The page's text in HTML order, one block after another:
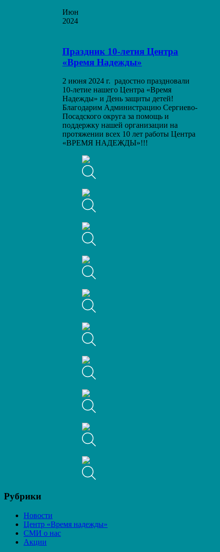
Июн
2024
Праздник 10-летия Центра
«Время Надежды»
2 июня 2024 г. радостно праздновали
10-летие нашего Центра «Время
Надежды» и День защиты детей!
Благодарим Администрацию Сергиево-
Посадского округа за помощь и
поддержку нашей организации на
протяжении всех 10 лет работы Центра
«ВРЕМЯ НАДЕЖДЫ»!!!
Рубрики
Новости
Центр «Время надежды»
СМИ о нас
Акции